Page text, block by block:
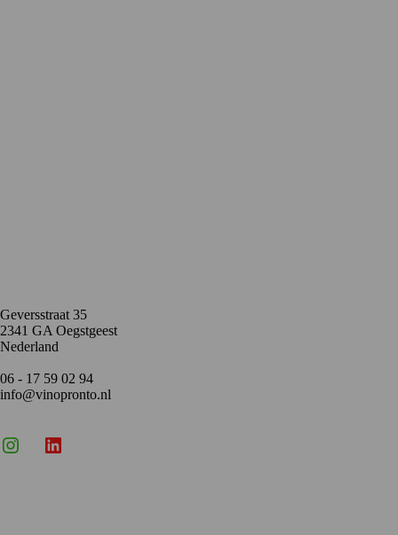
Geversstraat 35
2341 GA Oegstgeest
Nederland
06 - 17 59 02 94
info@vinopronto.nl
InstagramLinkedIn